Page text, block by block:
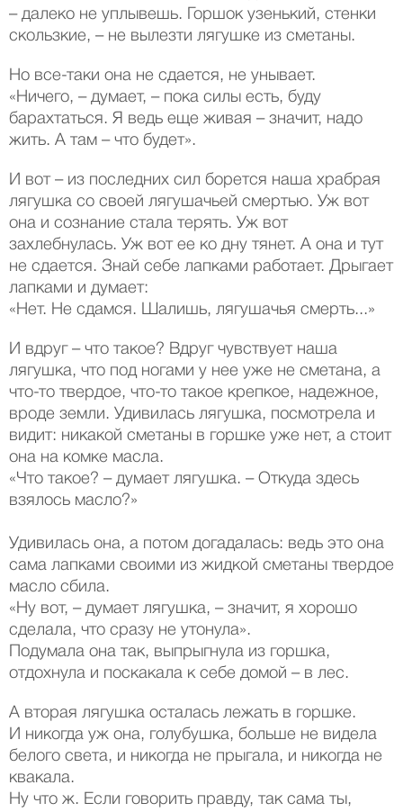
– далеко не уплывешь. Горшок узенький, стенки
скользкие, – не вылезти лягушке из сметаны.
Но все-таки она не сдается, не унывает.
«Ничего, – думает, – пока силы есть, буду
барахтаться. Я ведь еще живая – значит, надо
жить. А там – что будет».
И вот – из последних сил борется наша храбрая
лягушка со своей лягушачьей смертью. Уж вот
она и сознание стала терять. Уж вот
захлебнулась. Уж вот ее ко дну тянет. А она и тут
не сдается. Знай себе лапками работает. Дрыгает
лапками и думает:
«Нет. Не сдамся. Шалишь, лягушачья смерть...»
И вдруг – что такое? Вдруг чувствует наша
лягушка, что под ногами у нее уже не сметана, а
что-то твердое, что-то такое крепкое, надежное,
вроде земли. Удивилась лягушка, посмотрела и
видит: никакой сметаны в горшке уже нет, а стоит
она на комке масла.
«Что такое? – думает лягушка. – Откуда здесь
взялось масло?»
Удивилась она, а потом догадалась: ведь это она
сама лапками своими из жидкой сметаны твердое
масло сбила.
«Ну вот, – думает лягушка, – значит, я хорошо
сделала, что сразу не утонула».
Подумала она так, выпрыгнула из горшка,
отдохнула и поскакала к себе домой – в лес.
А вторая лягушка осталась лежать в горшке.
И никогда уж она, голубушка, больше не видела
белого света, и никогда не прыгала, и никогда не
квакала.
Ну что ж. Если говорить правду, так сама ты,